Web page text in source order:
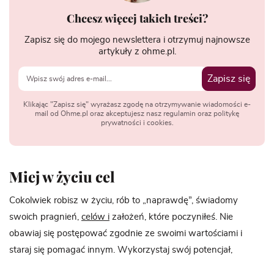
Chcesz więcej takich treści?
Zapisz się do mojego newslettera i otrzymuj najnowsze
artykuły z ohme.pl.
Zapisz się
Klikając "Zapisz się" wyrażasz zgodę na otrzymywanie wiadomości e-
mail od Ohme.pl oraz akceptujesz nasz regulamin oraz politykę
prywatności i cookies.
Miej w życiu cel
Cokolwiek robisz w życiu, rób to „naprawdę”, świadomy
swoich pragnień, celów i założeń, które poczyniłeś. Nie
obawiaj się postępować zgodnie ze swoimi wartościami i
staraj się pomagać innym. Wykorzystaj swój potencjał,